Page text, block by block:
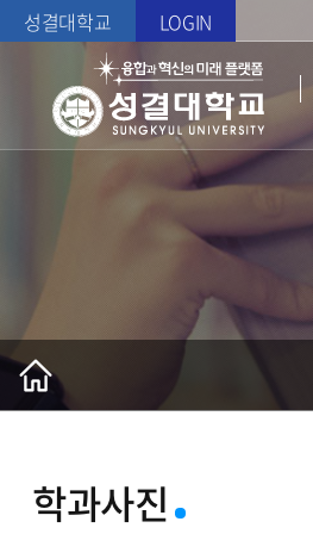
성결대학교 LOGIN
학과사진